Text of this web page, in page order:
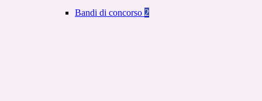
Bandi di concorso 2